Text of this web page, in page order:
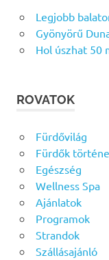
Legjobb
Gyönyörű
Hol úszhat 50
ROVATOK
Fürdővilág
Fürdők
Egészség
Wellness Spa
Ajánlatok
Programok
Strandok
Szállásajánló